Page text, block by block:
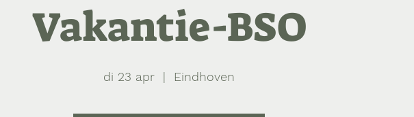
Vakantie-BSO
di 23 apr
  |
Eindhoven